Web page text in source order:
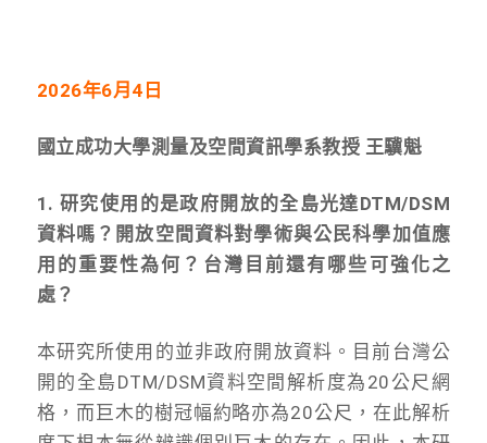
2026年6月4日
國立成功大學測量及空間資訊學系教授 王驥魁
1. 研究使用的是政府開放的全島光達DTM/DSM
資料嗎？開放空間資料對學術與公民科學加值應
用的重要性為何？台灣目前還有哪些可強化之
處？
本研究所使用的並非政府開放資料。目前台灣公
開的全島DTM/DSM資料空間解析度為20公尺網
格，而巨木的樹冠幅約略亦為20公尺，在此解析